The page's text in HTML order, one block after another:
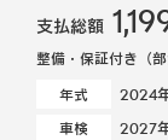
支払総額
整備・保証付き（
年式
2024
車検 2027